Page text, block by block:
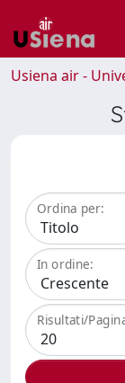
Usiena air -
Ordina per:
In ordine:
Risultati/